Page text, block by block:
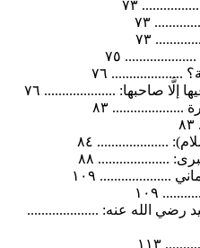
٧٦
.................... ٧٦
٨٣
٨٤
٨٨
١٠٩
الله عنه: ....................